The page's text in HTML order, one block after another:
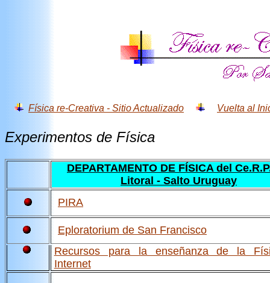
Física re-Creativa - Sitio Actualizado Vuelta al
Experimentos de Física
DEPARTAMENTO DE FÍSICA del
Litoral - Salto Uruguay
PIRA
Eploratorium de San Francisco
Recursos para la enseñanza de la
Internet